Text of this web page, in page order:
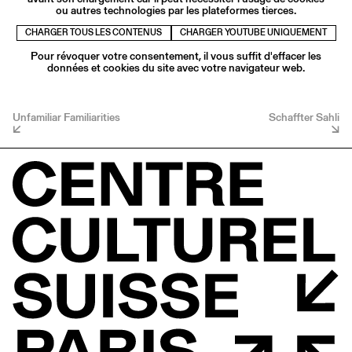
ou autres technologies par les plateformes tierces.
CHARGER TOUS LES CONTENUS CHARGER YOUTUBE UNIQUEMENT
Pour révoquer votre consentement, il vous suffit d'effacer les
données et cookies du site avec votre navigateur web.
Unfamiliar Familiarities Schaffter Sahli